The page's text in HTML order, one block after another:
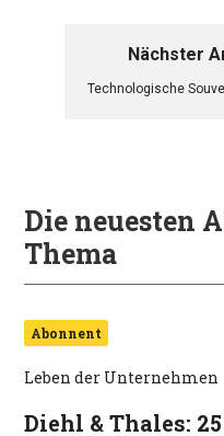
Nächster
Technologische
Die neuesten
Thema
Abonnent
Leben der Unternehmen
Diehl & Thales: